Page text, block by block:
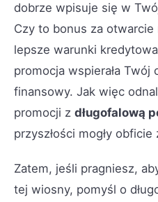
dobrze wpisuje się w
Czy to bonus za
lepsze warunki
promocja wspierała
finansowy. Jak więc
promocji z długofalową
przyszłości mogły
Zatem, jeśli pragniesz,
tej wiosny, pomyśl o